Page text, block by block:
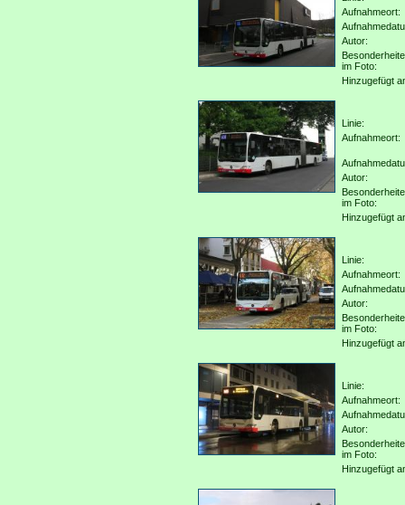
Aufnahmeort:
Autor:
im Foto:
Hinzugefügt
Linie:
Aufnahmeort:
Autor:
im Foto:
Hinzugefügt
Linie:
Aufnahmeort:
Autor:
im Foto:
Hinzugefügt
Linie:
Aufnahmeort:
Autor:
im Foto:
Hinzugefügt